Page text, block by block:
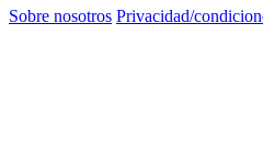
Sobre nosotros Privacidad/